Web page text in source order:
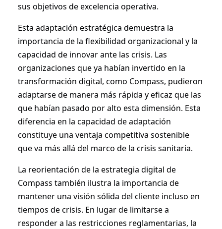
sus objetivos de excelencia operativa.
Esta adaptación estratégica demuestra la
importancia de la flexibilidad organizacional y la
capacidad de innovar ante las crisis. Las
organizaciones que ya habían invertido en la
transformación digital, como Compass, pudieron
adaptarse de manera más rápida y eficaz que las
que habían pasado por alto esta dimensión. Esta
diferencia en la capacidad de adaptación
constituye una ventaja competitiva sostenible
que va más allá del marco de la crisis sanitaria.
La reorientación de la estrategia digital de
Compass también ilustra la importancia de
mantener una visión sólida del cliente incluso en
tiempos de crisis. En lugar de limitarse a
responder a las restricciones reglamentarias, la